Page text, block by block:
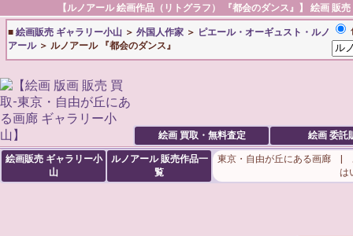
【ルノアール 絵画作品（リトグラフ） 『都会のダンス』】 絵画 販
■ 絵画販売 ギャラリー小山 ＞ 外国人作家 ＞ ピエール・オーギュスト・ルノ
アール＞ ルノアール 『都会のダンス』
絵画 買取・無料査定 絵画 委託
絵画販売 ギャラリー小
山
ルノアール販売作品一
覧
東京・自由が丘にある画廊 |
は